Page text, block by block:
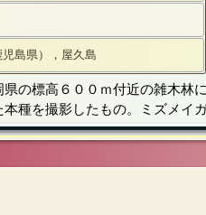
島県），屋久島
県の標高６００ｍ付近の雑木
種を撮影したもの。ミズメイ